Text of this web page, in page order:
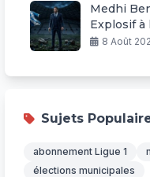
Medhi
Explosif à
8 Août
Sujets
abonnement Ligue 1
élections municipales